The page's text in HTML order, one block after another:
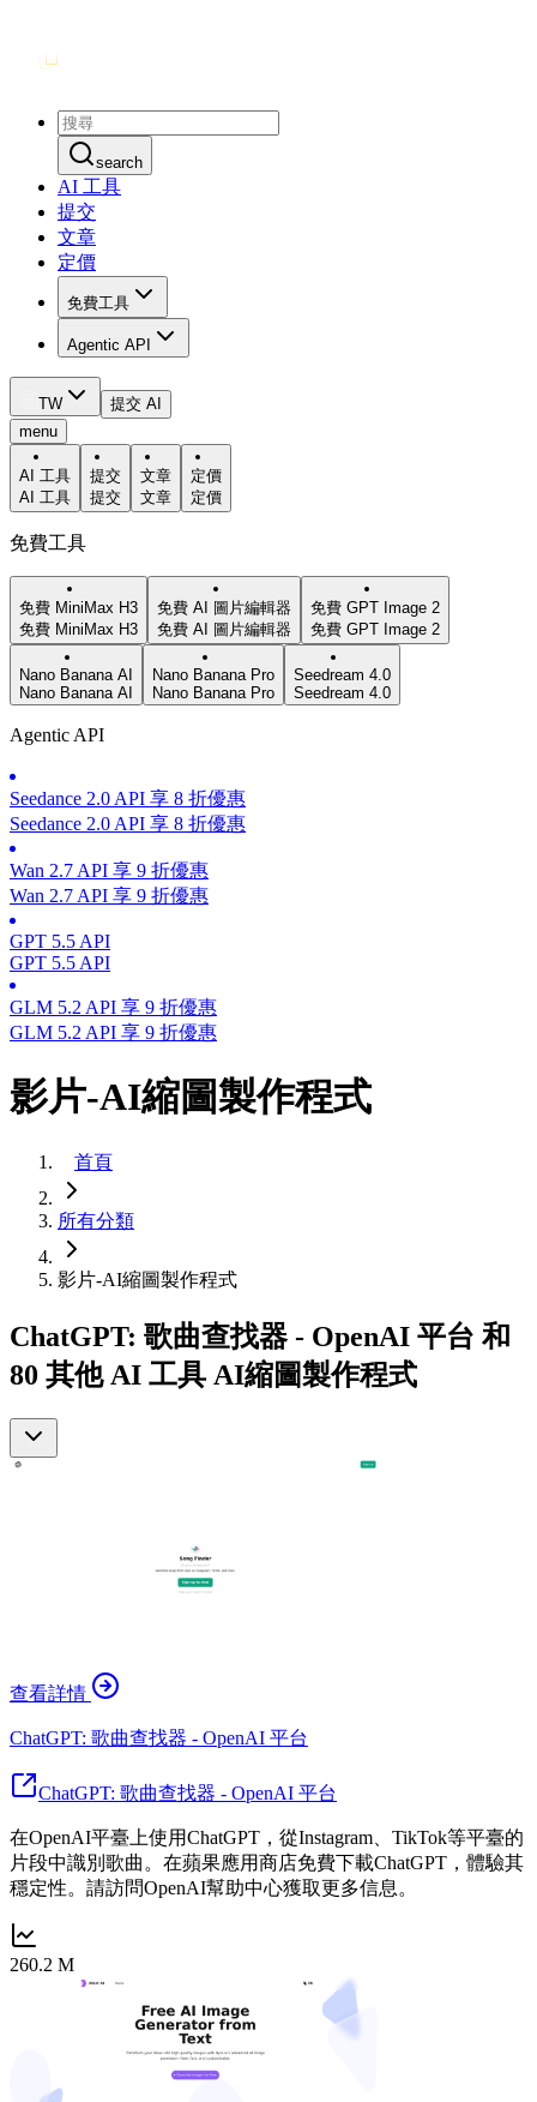
search
AI 工具
提交
文章
定價
免費工具
Agentic API
TW
提交 AI
menu
AI 工具
AI 工具
提交
提交
文章
文章
定價
定價
免費工具
免費 MiniMax H3
免費 MiniMax H3
免費 AI 圖片編輯器
免費 AI 圖片編輯器
免費 GPT Image 2
免費 GPT Image 2
Nano Banana AI
Nano Banana AI
Nano Banana Pro
Nano Banana Pro
Seedream 4.0
Seedream 4.0
Agentic API
Seedance 2.0 API 享 8 折優惠
Seedance 2.0 API 享 8 折優惠
Wan 2.7 API 享 9 折優惠
Wan 2.7 API 享 9 折優惠
GPT 5.5 API
GPT 5.5 API
GLM 5.2 API 享 9 折優惠
GLM 5.2 API 享 9 折優惠
影片-AI縮圖製作程式
首頁
所有分類
影片-AI縮圖製作程式
ChatGPT: 歌曲查找器 - OpenAI 平台 和
80 其他 AI 工具 AI縮圖製作程式
查看詳情
ChatGPT: 歌曲查找器 - OpenAI 平台
ChatGPT: 歌曲查找器 - OpenAI 平台
在OpenAI平臺上使用ChatGPT，從Instagram、TikTok等平臺的
片段中識別歌曲。在蘋果應用商店免費下載ChatGPT，體驗其
穩定性。請訪問OpenAI幫助中心獲取更多信息。
260.2 M